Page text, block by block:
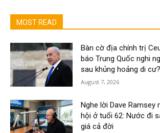
MOST READ
Bàn cờ địa chính trị
báo Trung Quốc nghi
sau khủng hoảng di cư?
August 7, 2026
Nghe lời Dave Ramsey
hội ở tuổi 62: Nước đi
giá cả đời